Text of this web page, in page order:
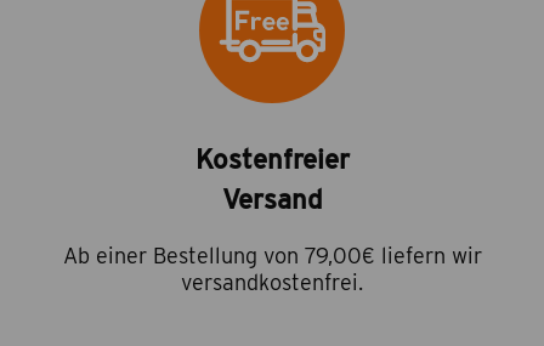
Kostenfreier
Versand
Ab einer Bestellung von 79,00€ liefern wir
versandkostenfrei.